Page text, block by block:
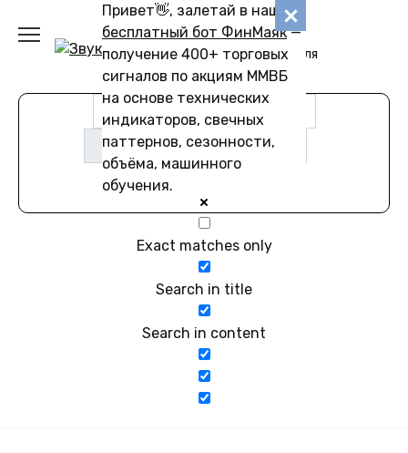
Привет👋, залетай в наш
бесплатный бот ФинМаяк—
получение 400+ торговых
сигналов по акциям ММВБ
на основе технических
индикаторов, свечных
паттернов, сезонности,
объёма, машинного
обучения.
содержанию
Звуковику
Коллекции звуков для
скачивания
Exact matches only
Search in title
Search in content